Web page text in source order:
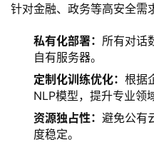
针对金融、政务等高安全需
私有化部署： 所有对话
自有服务器。
定制化训练优化： 根据
NLP模型，提升专业领
资源独占性： 避免公有
度稳定。